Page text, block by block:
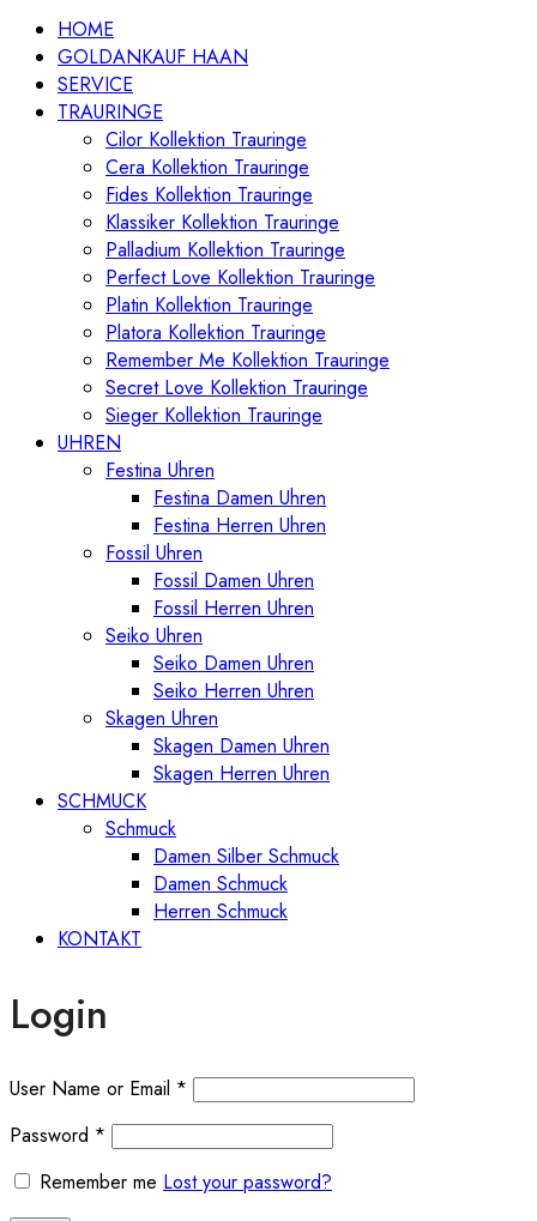
HOME
GOLDANKAUF HAAN
SERVICE
TRAURINGE
Cilor Kollektion Trauringe
Cera Kollektion Trauringe
Fides Kollektion Trauringe
Klassiker Kollektion Trauringe
Palladium Kollektion Trauringe
Perfect Love Kollektion Trauringe
Platin Kollektion Trauringe
Platora Kollektion Trauringe
Remember Me Kollektion Trauringe
Secret Love Kollektion Trauringe
Sieger Kollektion Trauringe
UHREN
Festina Uhren
Festina Damen Uhren
Festina Herren Uhren
Fossil Uhren
Fossil Damen Uhren
Fossil Herren Uhren
Seiko Uhren
Seiko Damen Uhren
Seiko Herren Uhren
Skagen Uhren
Skagen Damen Uhren
Skagen Herren Uhren
SCHMUCK
Schmuck
Damen Silber Schmuck
Damen Schmuck
Herren Schmuck
KONTAKT
Login
User Name or Email *
Password *
Remember me Lost your password?